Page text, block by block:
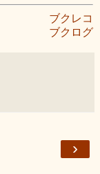
ブクレコ
ブクログ
›